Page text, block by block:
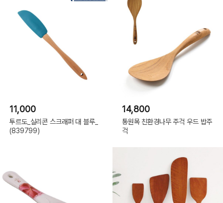
11,000
투르도_실리콘 스크래퍼 대 블루_
(839799)
14,800
통원목 친환경나무 주걱 우드 밥주
걱